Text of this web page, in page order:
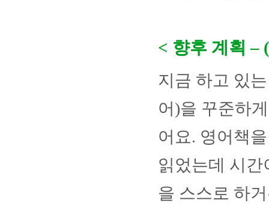
< 향후 계획–
지금 하고 있
어 )을 꾸준하
어요. 영어책
읽었는데 시
을 스스로 하